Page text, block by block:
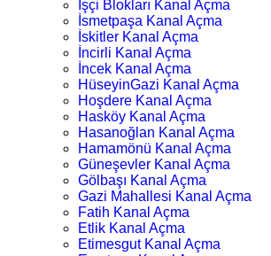
İşçi Blokları Kanal Açma
İsmetpaşa Kanal Açma
İskitler Kanal Açma
İncirli Kanal Açma
İncek Kanal Açma
HüseyinGazi Kanal Açma
Hoşdere Kanal Açma
Hasköy Kanal Açma
Hasanoğlan Kanal Açma
Hamamönü Kanal Açma
Güneşevler Kanal Açma
Gölbaşı Kanal Açma
Gazi Mahallesi Kanal Açma
Fatih Kanal Açma
Etlik Kanal Açma
Etimesgut Kanal Açma